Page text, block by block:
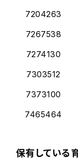
7204263
7267538
7274130
7303512
7373100
7465464
保有している